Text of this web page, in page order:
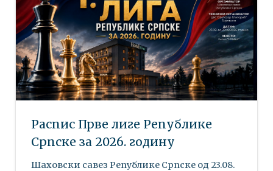
Распис Прве лиге Републике
Српске за 2026. годину
Шаховски савез Републике Српске oд 23.08.